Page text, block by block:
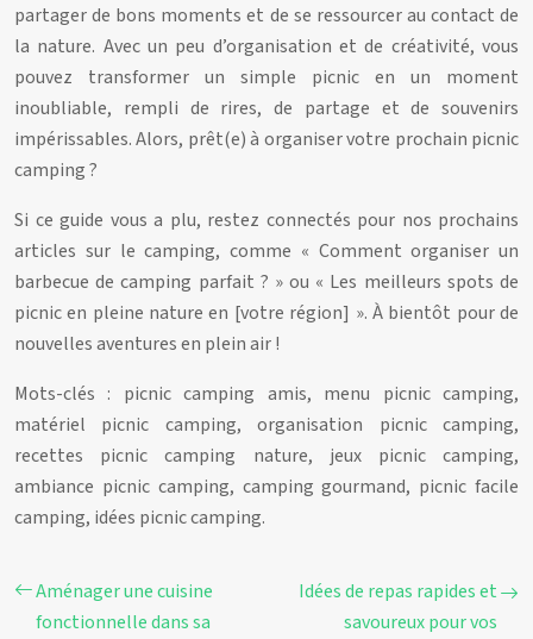
partager de bons moments et de se ressourcer au contact de
la nature. Avec un peu d’organisation et de créativité, vous
pouvez transformer un simple picnic en un moment
inoubliable, rempli de rires, de partage et de souvenirs
impérissables. Alors, prêt(e) à organiser votre prochain picnic
camping ?
Si ce guide vous a plu, restez connectés pour nos prochains
articles sur le camping, comme « Comment organiser un
barbecue de camping parfait ? » ou « Les meilleurs spots de
picnic en pleine nature en [votre région] ». À bientôt pour de
nouvelles aventures en plein air !
Mots-clés : picnic camping amis, menu picnic camping,
matériel picnic camping, organisation picnic camping,
recettes picnic camping nature, jeux picnic camping,
ambiance picnic camping, camping gourmand, picnic facile
camping, idées picnic camping.
Aménager une cuisine
fonctionnelle dans sa
Idées de repas rapides et
savoureux pour vos